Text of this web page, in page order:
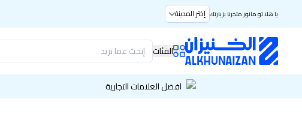
يا هلا تو مانور متجرنا بزيارتك إختر المدينة
الفئات
افضل العلامات التجارية